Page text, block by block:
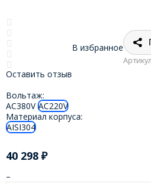
Оставить отзыв
В избранное
Вольтаж:
AC380VAC220V
Материал корпуса:
AISI304
40 298 ₽
–